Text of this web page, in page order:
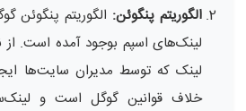
الگوریتم پنگوئن: الگوریتم پنگوئن
لینک‌های اسپم بوجود آمده است.
لینک که توسط مدیران سایت‌ها
خلاف قوانین گوگل است و